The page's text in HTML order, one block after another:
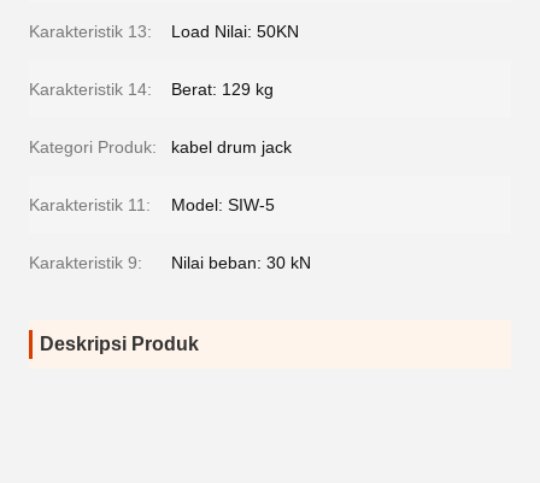
Karakteristik 13: Load Nilai: 50KN
Karakteristik 14: Berat: 129 kg
Kategori Produk: kabel drum jack
Karakteristik 11: Model: SIW-5
Karakteristik 9: Nilai beban: 30 kN
Deskripsi Produk